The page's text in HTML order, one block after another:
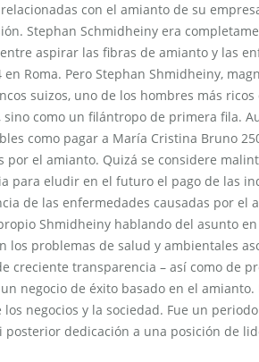
con el amianto de su
Stephan Schmidheiny era
aspirar las fibras de amianto y las
Roma. Pero Stephan Shmidheiny,
suizos, uno de los hombres más
como un filántropo de primera fila.
como pagar a María Cristina Bruno
el amianto. Quizá se considere
para eludir en el futuro el pago de las
de las enfermedades causadas por el
Shmidheiny hablando del asunto
problemas de salud y ambientales
creciente transparencia – así como de
negocio de éxito basado en el
negocios y la sociedad. Fue un
dedicación a una posición de